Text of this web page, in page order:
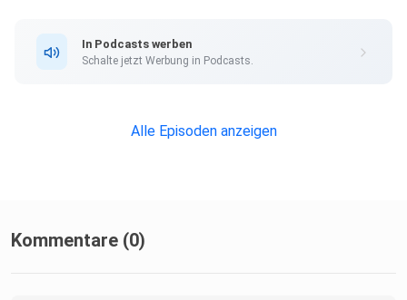
In Podcasts werben
Schalte jetzt Werbung in Podcasts.
Alle Episoden anzeigen
Kommentare (0)